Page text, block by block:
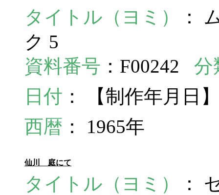
タイトル（ヨミ）
：
ク 5
資料番号 ：F00242 分
日付 ： 【制作年月日
西暦 ： 1965年
仙川 庭にて
タイトル（ヨミ）
：